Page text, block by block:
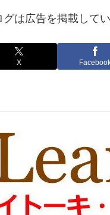
グは広告を掲載して
X